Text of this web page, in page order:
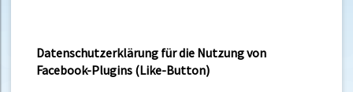
Datenschutzerklärung für die Nutzung von
Facebook-Plugins (Like-Button)